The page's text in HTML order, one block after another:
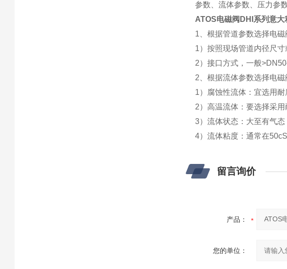
参数、流体参数、压力参
ATOS电磁阀DHI系列意大
1、根据管道参数选择电
1）按照现场管道内径尺
2）接口方式，一般
2、根据流体参数选择电
1）腐蚀性流体：宜选用
2）高温流体：要选择采
3）流体状态：大至有气
4）流体粘度：通常在
留言询价
产品：
您的单位：